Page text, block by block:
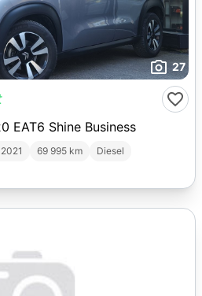
27
EAT6 Shine Business
69 995 km
Diesel